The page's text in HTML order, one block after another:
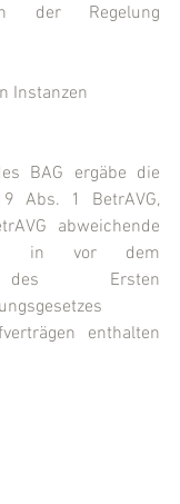
der Regelung
Instanzen
BAG ergäbe die
Abs. 1 BetrAVG,
abweichende
in vor dem
des Ersten
enthalten